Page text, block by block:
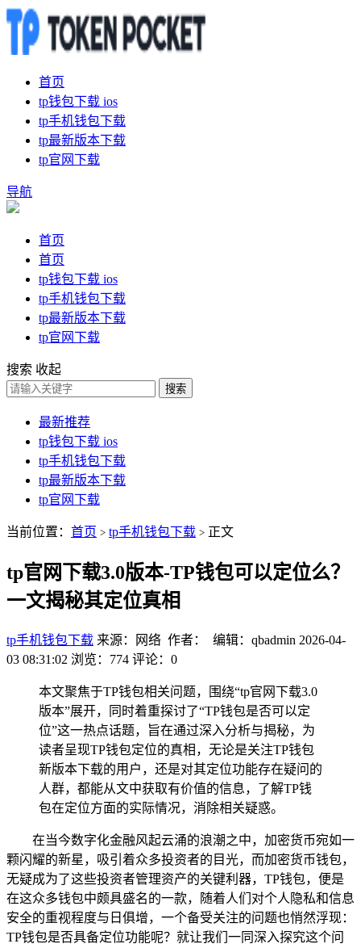
首页
tp钱包下载 ios
tp手机钱包下载
tp最新版本下载
tp官网下载
导航
首页
首页
tp钱包下载 ios
tp手机钱包下载
tp最新版本下载
tp官网下载
搜索 收起
搜索
最新推荐
tp钱包下载 ios
tp手机钱包下载
tp最新版本下载
tp官网下载
当前位置： 首页 > tp手机钱包下载 > 正文
tp官网下载3.0版本-TP钱包可以定位么？
一文揭秘其定位真相
tp手机钱包下载 来源：网络 作者： 编辑：qbadmin 2026-04-
03 08:31:02 浏览：774 评论：0
本文聚焦于TP钱包相关问题，围绕“tp官网下载3.0
版本”展开，同时着重探讨了“TP钱包是否可以定
位”这一热点话题，旨在通过深入分析与揭秘，为
读者呈现TP钱包定位的真相，无论是关注TP钱包
新版本下载的用户，还是对其定位功能存在疑问的
人群，都能从文中获取有价值的信息，了解TP钱
包在定位方面的实际情况，消除相关疑惑。
在当今数字化金融风起云涌的浪潮之中，加密货币宛如一
颗闪耀的新星，吸引着众多投资者的目光，而加密货币钱包，
无疑成为了这些投资者管理资产的关键利器，TP钱包，便是
在这众多钱包中颇具盛名的一款，随着人们对个人隐私和信息
安全的重视程度与日俱增，一个备受关注的问题也悄然浮现：
TP钱包是否具备定位功能呢？就让我们一同深入探究这个问